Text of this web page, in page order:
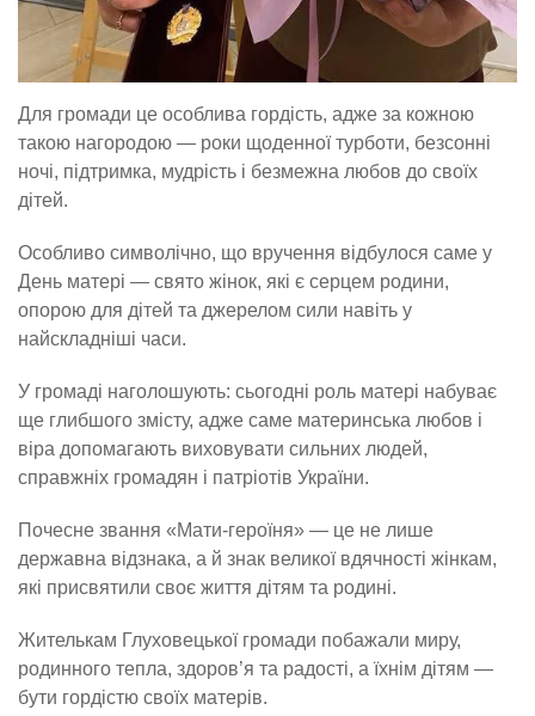
Для громади це особлива гордість, адже за кожною
такою нагородою — роки щоденної турботи, безсонні
ночі, підтримка, мудрість і безмежна любов до своїх
дітей.
Особливо символічно, що вручення відбулося саме у
День матері — свято жінок, які є серцем родини,
опорою для дітей та джерелом сили навіть у
найскладніші часи.
У громаді наголошують: сьогодні роль матері набуває
ще глибшого змісту, адже саме материнська любов і
віра допомагають виховувати сильних людей,
справжніх громадян і патріотів України.
Почесне звання «Мати-героїня» — це не лише
державна відзнака, а й знак великої вдячності жінкам,
які присвятили своє життя дітям та родині.
Жителькам Глуховецької громади побажали миру,
родинного тепла, здоров’я та радості, а їхнім дітям —
бути гордістю своїх матерів.